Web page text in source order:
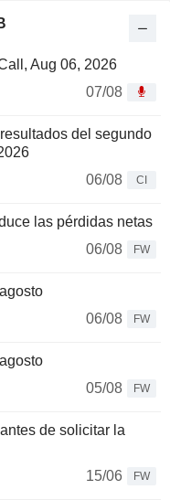
Aug 06, 2026
07/08
del segundo
06/08
CI
las pérdidas netas
06/08
FW
06/08
FW
05/08
FW
de solicitar la
15/06
FW